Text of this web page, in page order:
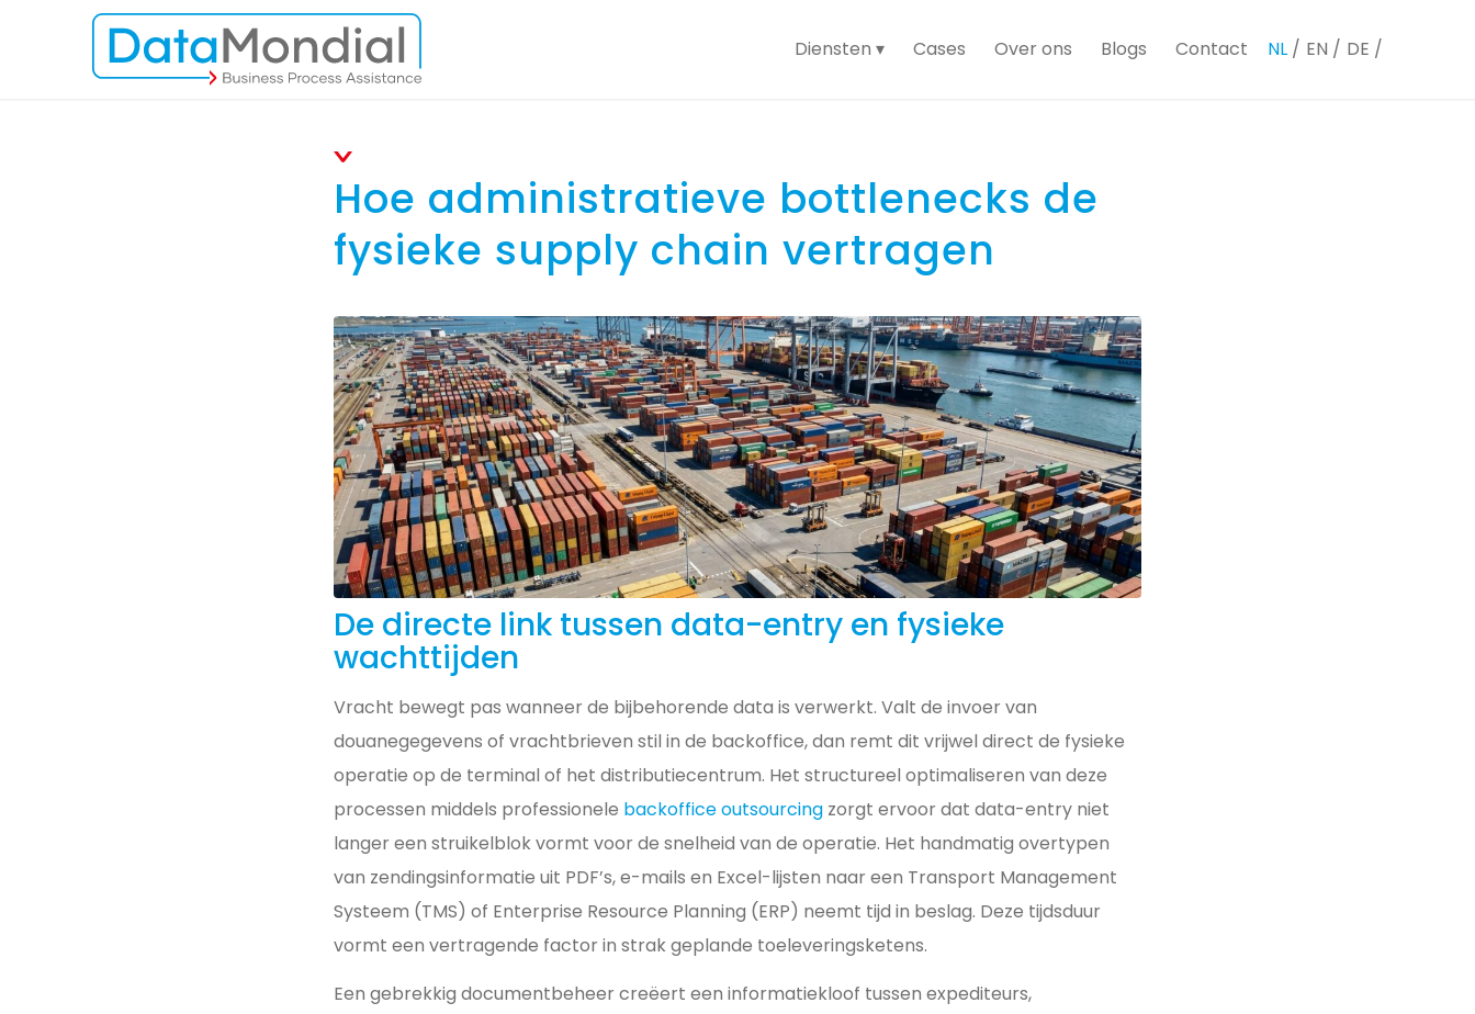
Diensten Cases Over ons Blogs Contact NL EN DE
Hoe administratieve bottlenecks de
fysieke supply chain vertragen
De directe link tussen data-entry en fysieke
wachttijden
Vracht bewegt pas wanneer de bijbehorende data is verwerkt. Valt de invoer van
douanegegevens of vrachtbrieven stil in de backoffice, dan remt dit vrijwel direct de fysieke
operatie op de terminal of het distributiecentrum. Het structureel optimaliseren van deze
processen middels professionele backoffice outsourcingzorgt ervoor dat data-entry niet
langer een struikelblok vormt voor de snelheid van de operatie. Het handmatig overtypen
van zendingsinformatie uit PDF’s, e-mails en Excel-lijsten naar een Transport Management
Systeem (TMS) of Enterprise Resource Planning (ERP) neemt tijd in beslag. Deze tijdsduur
vormt een vertragende factor in strak geplande toeleveringsketens.
Een gebrekkig documentbeheer creëert een informatiekloof tussen expediteurs,